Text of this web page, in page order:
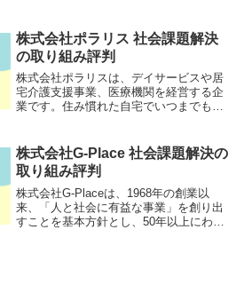
理に力を入れており、独自の技術を用い
て水質汚濁問題の解決を目指...
株式会社ポラリス 社会課題解決
の取り組み評判
株式会社ポラリスは、デイサービスや居
宅介護支援事業、医療機関を経営する企
業です。住み慣れた自宅でいつまでも元
をサポートする自立支援特化型のデイサ
ービスを運営しています。...
株式会社G-Place 社会課題解決の
取り組み評判
株式会社G-Placeは、1968年の創業以
来、「人と社会に有益な事業」を創り出
すことを基本方針とし、50年以上にわた